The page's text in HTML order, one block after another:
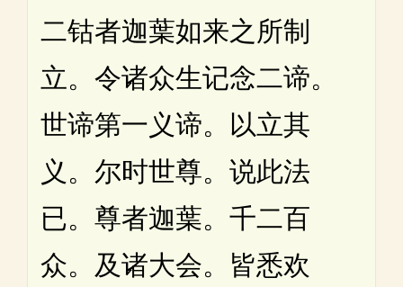
二钴者迦葉如来之所制
立。令诸众生记念二谛。
世谛第一义谛。以立其
义。尔时世尊。说此法
已。尊者迦葉。千二百
众。及诸大会。皆悉欢